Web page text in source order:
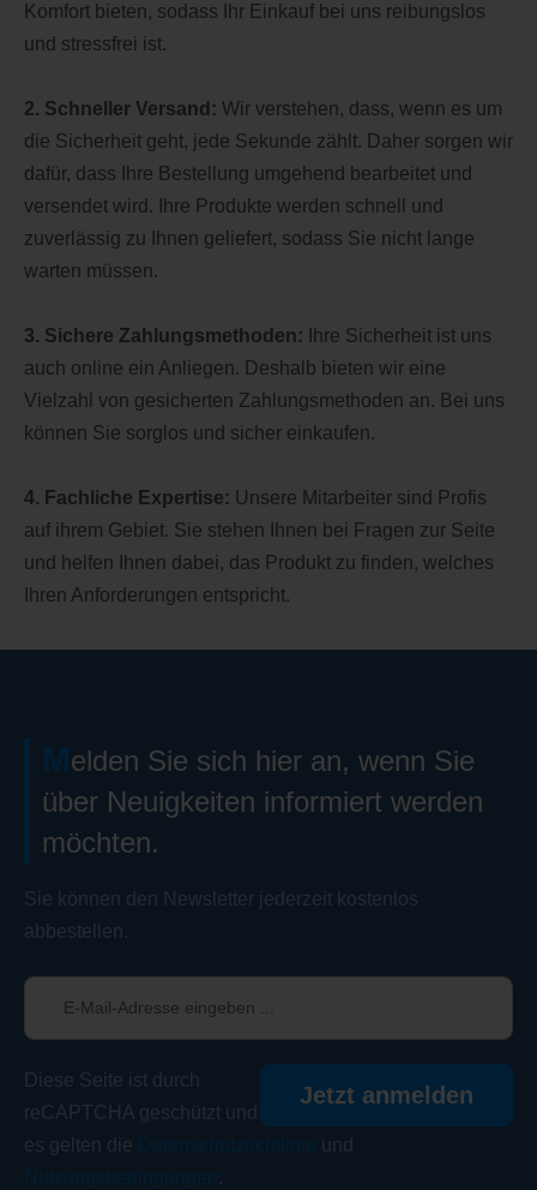
Komfort bieten, sodass Ihr Einkauf bei uns reibungslos
und stressfrei ist.
2. Schneller Versand: Wir verstehen, dass, wenn es um
die Sicherheit geht, jede Sekunde zählt. Daher sorgen wir
dafür, dass Ihre Bestellung umgehend bearbeitet und
versendet wird. Ihre Produkte werden schnell und
zuverlässig zu Ihnen geliefert, sodass Sie nicht lange
warten müssen.
3. Sichere Zahlungsmethoden: Ihre Sicherheit ist uns
auch online ein Anliegen. Deshalb bieten wir eine
Vielzahl von gesicherten Zahlungsmethoden an. Bei uns
können Sie sorglos und sicher einkaufen.
4. Fachliche Expertise: Unsere Mitarbeiter sind Profis
auf ihrem Gebiet. Sie stehen Ihnen bei Fragen zur Seite
und helfen Ihnen dabei, das Produkt zu finden, welches
Ihren Anforderungen entspricht.
Melden Sie sich hier an, wenn Sie
über Neuigkeiten informiert werden
möchten.
Sie können den Newsletter jederzeit kostenlos
abbestellen.
Jetzt anmelden
Diese Seite ist durch
reCAPTCHA geschützt und
es gelten die Datenschutzrichtlinie und
Nutzungsbedingungen
.